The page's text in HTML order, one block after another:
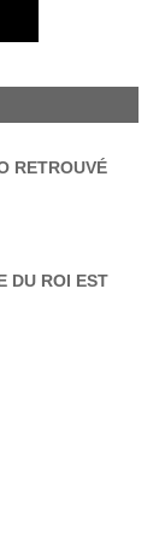
RETROUVÉ
DU ROI EST